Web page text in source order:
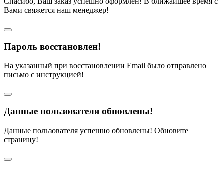
Вами свяжется наш менеджер!
Пароль восстановлен!
На указанный при восстановлении Email было отправлено
письмо с инструкцией!
Данные пользователя обновлены!
Данные пользователя успешно обновлены! Обновите
страницу!